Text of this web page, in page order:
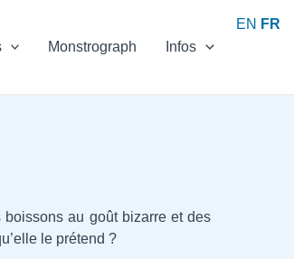
Monstrograph Infos
au goût bizarre et des
le prétend ?
EN FR